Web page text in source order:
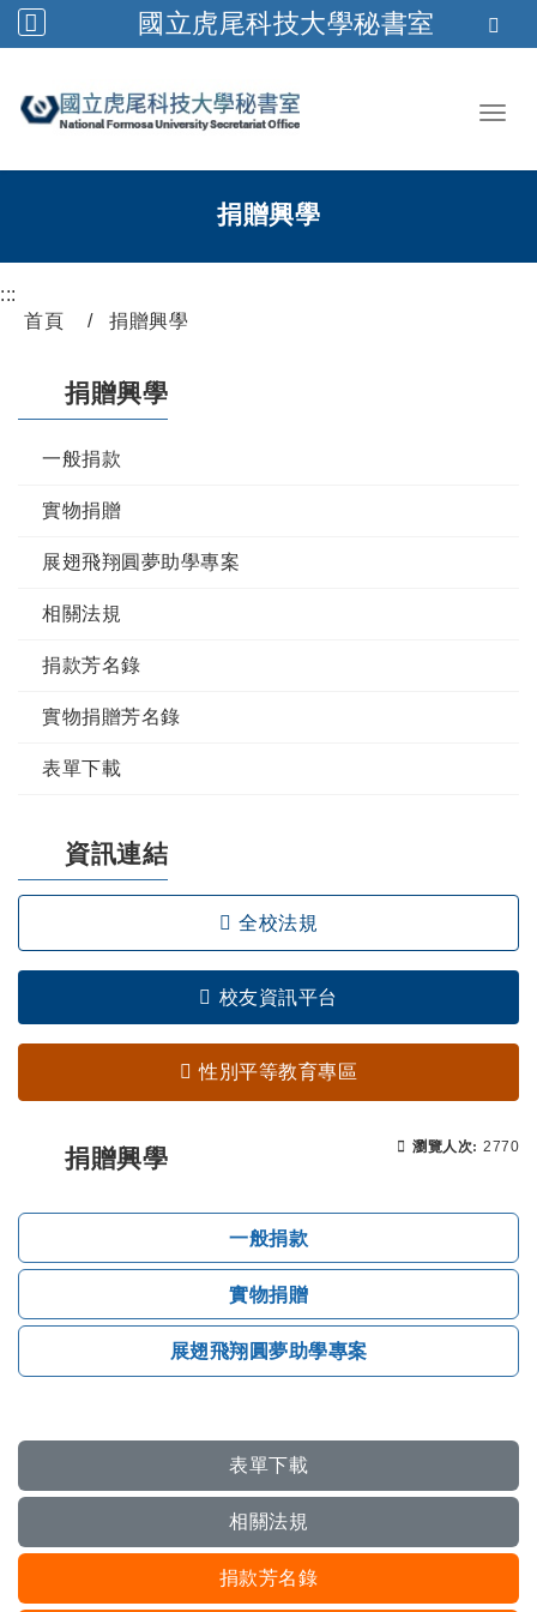
國立虎尾科技大學秘書室
捐贈興學
:::
首頁
捐贈興學
捐贈興學
一般捐款
實物捐贈
展翅飛翔圓夢助學專案
相關法規
捐款芳名錄
實物捐贈芳名錄
表單下載
資訊連結
全校法規
校友資訊平台
性別平等教育專區
瀏覽人次: 瀏覽
2770
捐贈興學
一般捐款
實物捐贈
展翅飛翔圓夢助學專案
表單下載
相關法規
捐款芳名錄